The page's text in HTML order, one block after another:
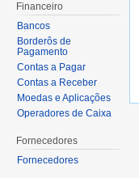
Financeiro
Bancos
Borderôs de
Pagamento
Contas a Pagar
Contas a Receber
Moedas e Aplicações
Operadores de Caixa
Fornecedores
Fornecedores